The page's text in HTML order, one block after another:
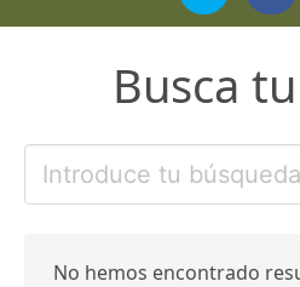
Busca
No hemos encontrado